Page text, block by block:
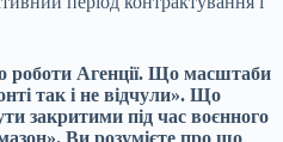
роботи Агенції. Що масштаби
так і не відчули». Що
закритими під час воєнного